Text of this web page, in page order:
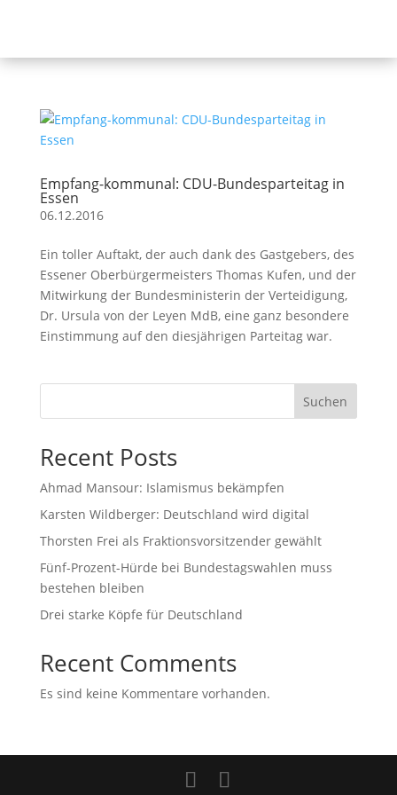
Empfang-kommunal: CDU-Bundesparteitag in
Essen
06.12.2016
Ein toller Auftakt, der auch dank des Gastgebers, des
Essener Oberbürgermeisters Thomas Kufen, und der
Mitwirkung der Bundesministerin der Verteidigung,
Dr. Ursula von der Leyen MdB, eine ganz besondere
Einstimmung auf den diesjährigen Parteitag war.
Suchen
Recent Posts
Ahmad Mansour: Islamismus bekämpfen
Karsten Wildberger: Deutschland wird digital
Thorsten Frei als Fraktionsvorsitzender gewählt
Fünf-Prozent-Hürde bei Bundestagswahlen muss
bestehen bleiben
Drei starke Köpfe für Deutschland
Recent Comments
Es sind keine Kommentare vorhanden.